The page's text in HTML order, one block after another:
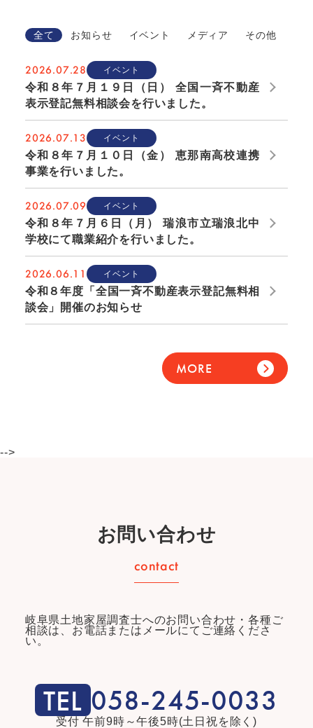
全て お知らせ イベント メディア その他
2026.07.28 イベント
令和８年７月１９日（日） 全国一斉不動産
表示登記無料相談会を行いました。
2026.07.13 イベント
令和８年７月１０日（金） 恵那南高校連携
事業を行いました。
2026.07.09 イベント
令和８年７月６日（月） 瑞浪市立瑞浪北中
学校にて職業紹介を行いました。
2026.06.11 イベント
令和８年度「全国一斉不動産表示登記無料相
談会」開催のお知らせ
MORE
-->
お問い合わせ
岐阜県土地家屋調査士へのお問い合わせ・各種ご
相談は、 お電話またはメールにてご連絡くださ
い。
058-245-0033
受付 午前9時～午後5時(土日祝を除く)